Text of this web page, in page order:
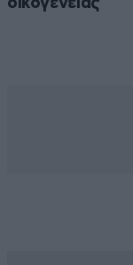
οικογένειας